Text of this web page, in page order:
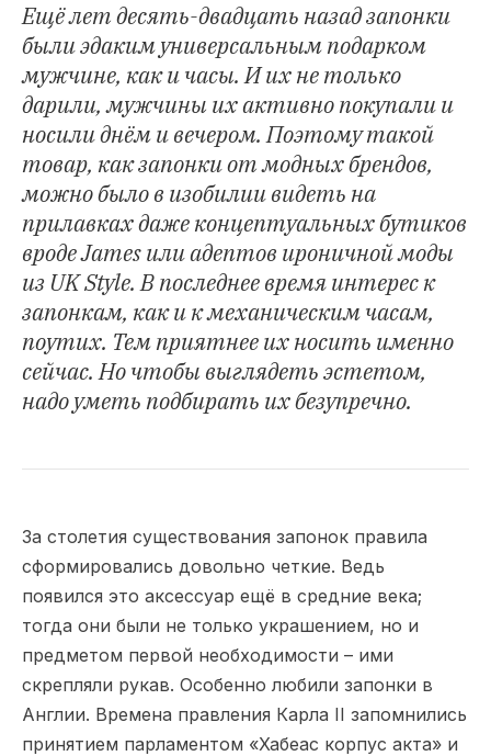
Ещё лет десять-двадцать назад запонки
были эдаким универсальным подарком
мужчине, как и часы. И их не только
дарили, мужчины их активно покупали и
носили днём и вечером. Поэтому такой
товар, как запонки от модных брендов,
можно было в изобилии видеть на
прилавках даже концептуальных бутиков
вроде James или адептов ироничной моды
из UK Style. В последнее время интерес к
запонкам, как и к механическим часам,
поутих. Тем приятнее их носить именно
сейчас. Но чтобы выглядеть эстетом,
надо уметь подбирать их безупречно.
За столетия существования запонок правила
сформировались довольно четкие. Ведь
появился это аксессуар ещё в средние века;
тогда они были не только украшением, но и
предметом первой необходимости – ими
скрепляли рукав. Особенно любили запонки в
Англии. Времена правления Карла II запомнились
принятием парламентом «Хабеас корпус акта» и